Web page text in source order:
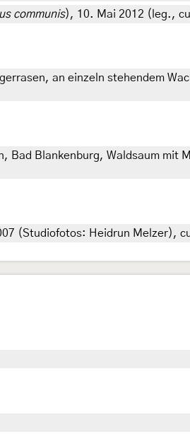
communis), 10. Mai 2012 (leg.,
an einzeln stehendem
Bad Blankenburg, Waldsaum mit
(Studiofotos: Heidrun Melzer),